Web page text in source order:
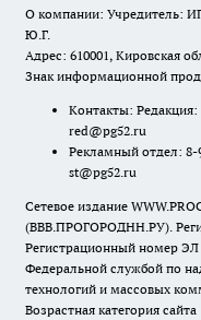
О компании: Учредитель:
Ю.Г.
Адрес: 610001, Кировская
Знак информационной
Контакты:
red@pg52.ru
Рекламный отдел: 8-
st@pg52.ru
Сетевое издание
(ВВВ.ПРОГОРОДНН.РУ).
Регистрационный номер ЭЛ
Федеральной службой по
технологий и массовых
Возрастная категория